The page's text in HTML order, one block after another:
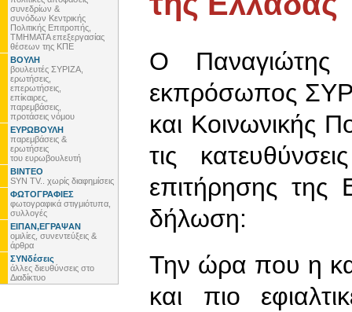
συνεδρίων &
συνόδων Κεντρικής
Πολιτικής Επιτροπής,
ΤΜΗΜΑΤΑ επεξεργασίας
θέσεων της ΚΠΕ
ΒΟΥΛΗ
βουλευτές ΣΥΡΙΖΑ,
ερωτήσεις,
επερωτήσεις,
επίκαιρες,
παρεμβάσεις,
προτάσεις νόμου
ΕΥΡΩΒΟΥΛΗ
παρεμβάσεις &
ερωτήσεις
του ευρωβουλευτή
ΒΙΝΤΕΟ
SYN TV.. χωρίς διαφημίσεις
ΦΩΤΟΓΡΑΦΙΕΣ
φωτογραφικά στιγμιότυπα,
συλλογές
ΕΙΠΑΝ,ΕΓΡΑΨΑΝ
ομιλίες, συνεντεύξεις &
άρθρα
ΣΥΝδέσεις
άλλες διευθύνσεις στο
Διαδίκτυο
Ο Παναγιώτης
εκπρόσωπος
και Κοινωνικής
τις
επιτήρησης
δήλωση:
Την ώρα που η
και πιο